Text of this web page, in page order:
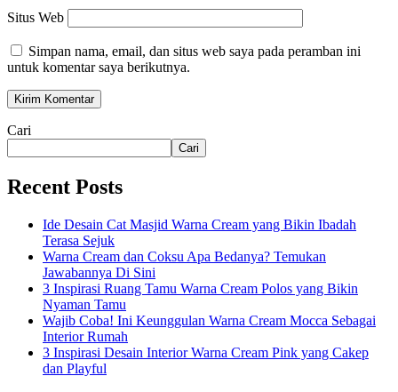
Situs Web
Simpan nama, email, dan situs web saya pada peramban ini
untuk komentar saya berikutnya.
Cari
Cari
Recent Posts
Ide Desain Cat Masjid Warna Cream yang Bikin Ibadah
Terasa Sejuk
Warna Cream dan Coksu Apa Bedanya? Temukan
Jawabannya Di Sini
3 Inspirasi Ruang Tamu Warna Cream Polos yang Bikin
Nyaman Tamu
Wajib Coba! Ini Keunggulan Warna Cream Mocca Sebagai
Interior Rumah
3 Inspirasi Desain Interior Warna Cream Pink yang Cakep
dan Playful